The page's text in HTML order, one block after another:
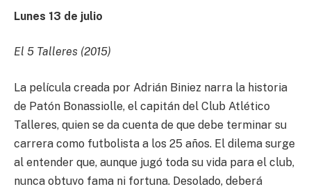
Lunes 13 de julio
El 5 Talleres (2015)
La película creada por Adrián Biniez narra la historia
de Patón Bonassiolle, el capitán del Club Atlético
Talleres, quien se da cuenta de que debe terminar su
carrera como futbolista a los 25 años. El dilema surge
al entender que, aunque jugó toda su vida para el club,
nunca obtuvo fama ni fortuna. Desolado, deberá